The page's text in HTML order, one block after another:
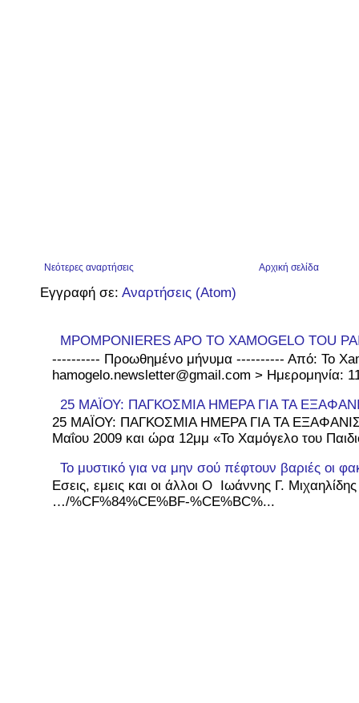
Νεότερες αναρτήσεις Αρχική σελίδα
Εγγραφή σε: Αναρτήσεις (Atom)
MPOMPONIERES APO TO XAMOGELO TOU
---------- Προωθημένο μήνυμα ---------- Από: To
hamogelo.newsletter@gmail.com > Ημερομηνία:
25 ΜΑΪΟΥ: ΠΑΓΚΟΣΜΙΑ ΗΜΕΡΑ ΓΙΑ ΤΑ
25 ΜΑΪΟΥ: ΠΑΓΚΟΣΜΙΑ ΗΜΕΡΑ ΓΙΑ ΤΑ
Μαΐου 2009 και ώρα 12μμ «Το Χαμόγελο του
Το μυστικό για να μην σού πέφτουν βαριές οι
Εσεις, εμεις και οι άλλοι Ο Ιωάννης Γ.
…/%CF%84%CE%BF-%CE%BC%...